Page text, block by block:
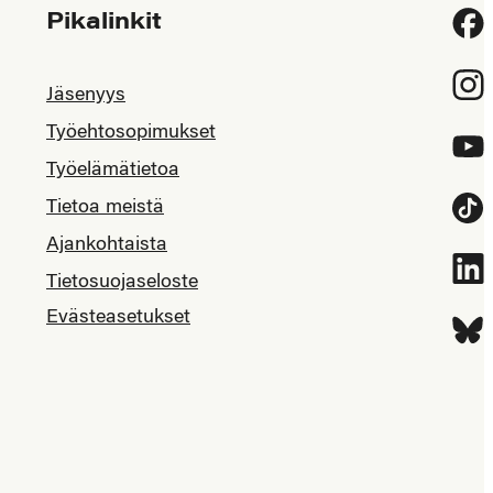
Pikalinkit
Jäsenyys
Työehtosopimukset
Työelämätietoa
Tietoa meistä
Ajankohtaista
Tietosuojaseloste
Evästeasetukset